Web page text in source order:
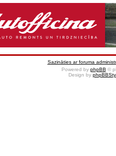
Sazināties ar foruma
Powered by phpBB ©
Design by